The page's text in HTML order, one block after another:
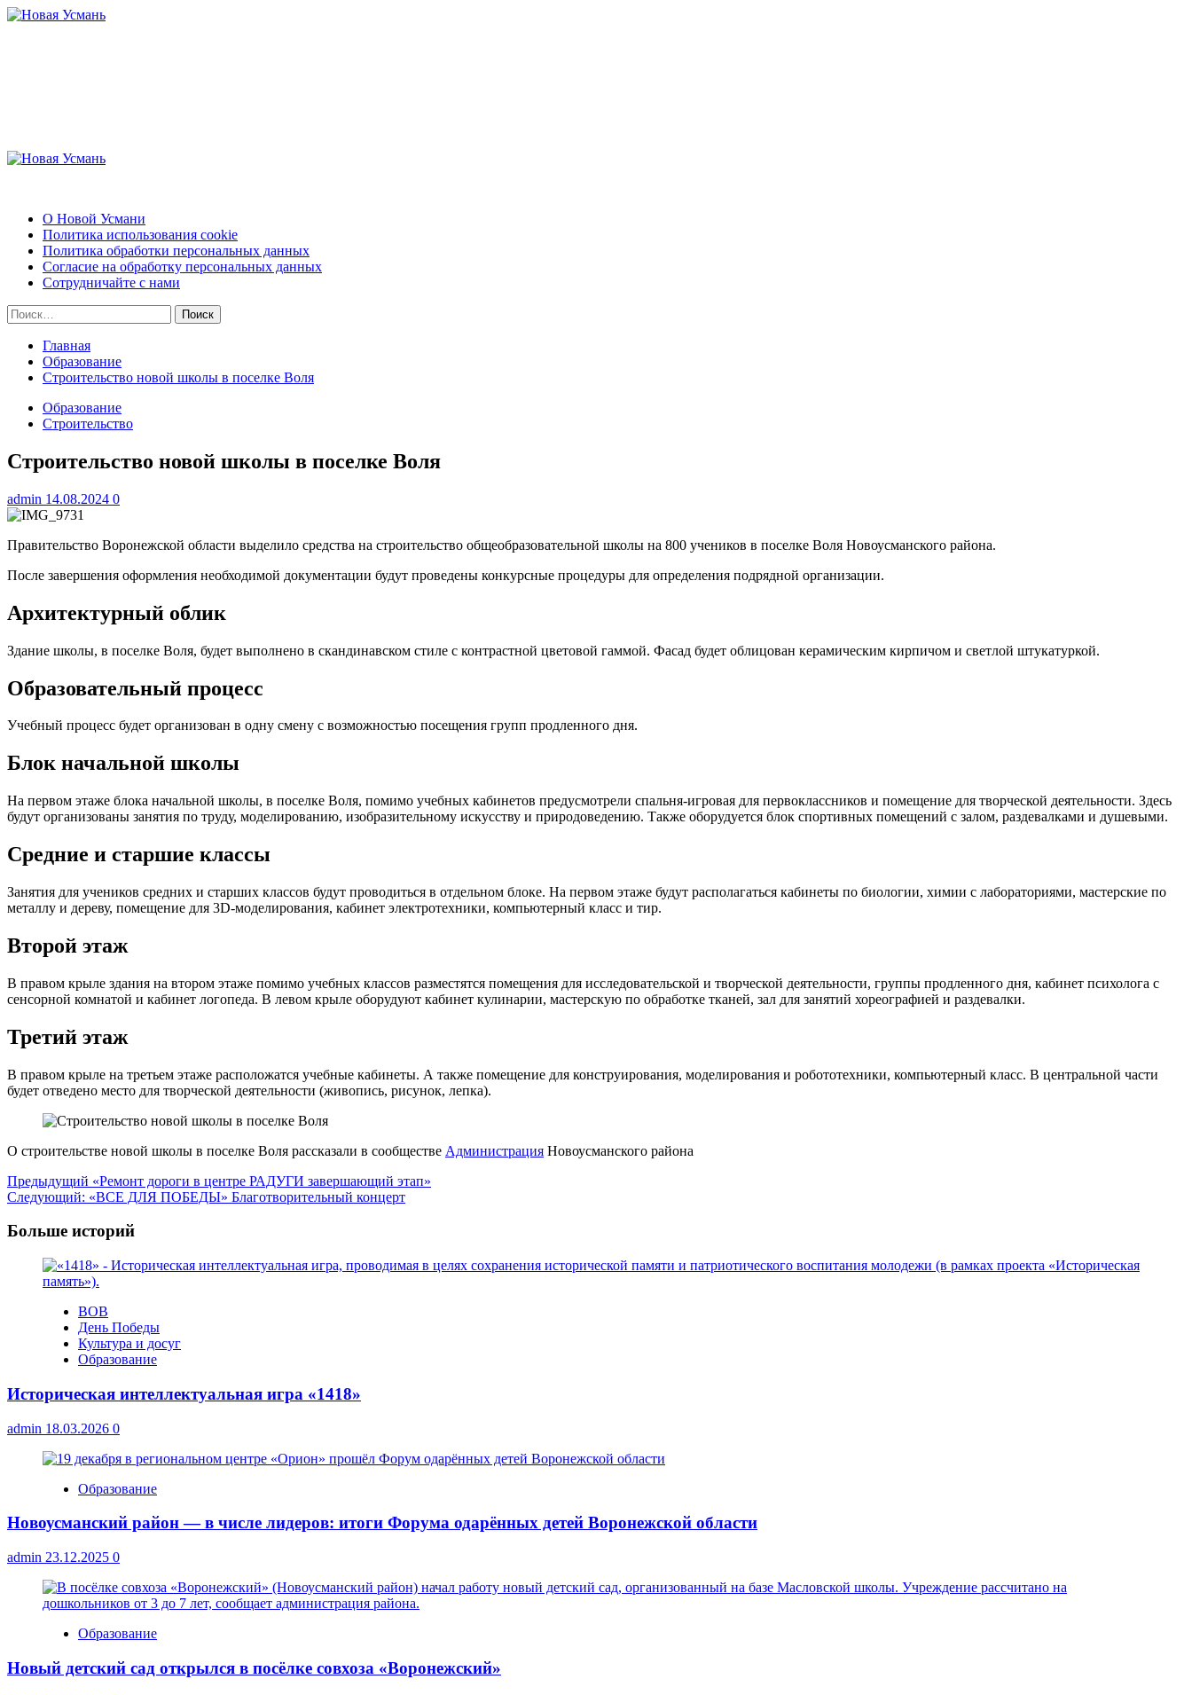
Перейти
Основное
О Новой Усмани
Политика использования cookie
Политика обработки персональных данных
Согласие на обработку персональных данных
Сотрудничайте с нами
Найти:
Главная
Образование
Строительство новой школы в поселке Воля
Образование
Строительство
Строительство новой школы в поселке Воля
admin 14.08.2024 0
Правительство Воронежской области выделило средства на строительство общеобразовательной школы на 800 учеников в поселке Воля Новоусманского района.
После завершения оформления необходимой документации будут проведены конкурсные процедуры для определения подрядной организации.
Архитектурный облик
Здание школы, в поселке Воля, будет выполнено в скандинавском стиле с контрастной цветовой гаммой. Фасад будет облицован керамическим кирпичом и светлой штукатуркой.
Образовательный процесс
Учебный процесс будет организован в одну смену с возможностью посещения групп продленного дня.
Блок начальной школы
На первом этаже блока начальной школы, в поселке Воля, помимо учебных кабинетов предусмотрели спальня-игровая для первоклассников и помещение для творческой деятельности. Здесь
будут организованы занятия по труду, моделированию, изобразительному искусству и природоведению. Также оборудуется блок спортивных помещений с залом, раздевалками и душевыми.
Средние и старшие классы
Занятия для учеников средних и старших классов будут проводиться в отдельном блоке. На первом этаже будут располагаться кабинеты по биологии, химии с лабораториями, мастерские по
металлу и дереву, помещение для 3D-моделирования, кабинет электротехники, компьютерный класс и тир.
Второй этаж
В правом крыле здания на втором этаже помимо учебных классов разместятся помещения для исследовательской и творческой деятельности, группы продленного дня, кабинет психолога с
сенсорной комнатой и кабинет логопеда. В левом крыле оборудуют кабинет кулинарии, мастерскую по обработке тканей, зал для занятий хореографией и раздевалки.
Третий этаж
В правом крыле на третьем этаже расположатся учебные кабинеты. А также помещение для конструирования, моделирования и робототехники, компьютерный класс. В центральной части
будет отведено место для творческой деятельности (живопись, рисунок, лепка).
О строительстве новой школы в поселке Воля рассказали в сообществе Администрация Новоусманского района
Навигация
записи
Предыдущий «Ремонт дороги в центре РАДУГИ завершающий этап»
Следующий: «ВСЕ ДЛЯ ПОБЕДЫ» Благотворительный концерт
Больше историй
ВОВ
День Победы
Культура и досуг
Образование
Историческая интеллектуальная игра «1418»
admin 18.03.2026 0
Образование
Новоусманский район — в числе лидеров: итоги Форума одарённых детей Воронежской области
admin 23.12.2025 0
Образование
Новый детский сад открылся в посёлке совхоза «Воронежский»